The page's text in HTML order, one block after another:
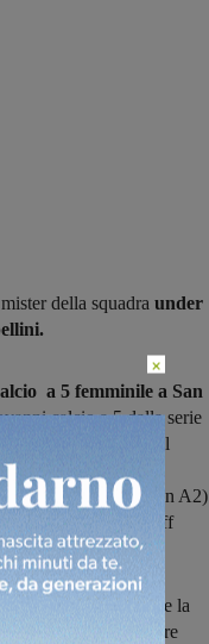
della squadra under
a 5 femminile a San
calcio a 5 dalla serie
tutte giocatrici del
massima serie.
Firenze C5 (sempre in A2)
vittoria dei play-off
una società come la
ottenendo sempre
×